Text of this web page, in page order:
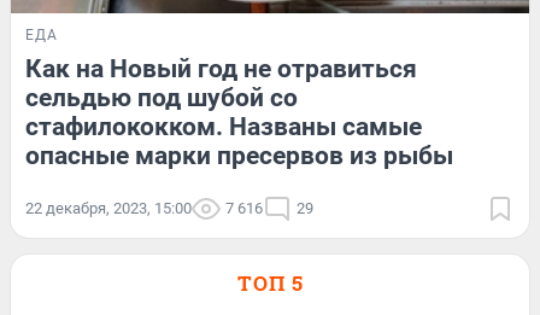
ЕДА
Как на Новый год не отравиться
сельдью под шубой со
стафилококком. Названы самые
опасные марки пресервов из рыбы
22 декабря, 2023, 15:00 7 616 29
ТОП 5